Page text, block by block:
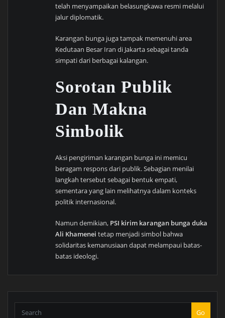
telah menyampaikan belasungkawa resmi melalui
jalur diplomatik.
Karangan bunga juga tampak memenuhi area
Kedutaan Besar Iran di Jakarta sebagai tanda
simpati dari berbagai kalangan.
Sorotan Publik
Dan Makna
Simbolik
Aksi pengiriman karangan bunga ini memicu
beragam respons dari publik. Sebagian menilai
langkah tersebut sebagai bentuk empati,
sementara yang lain melihatnya dalam konteks
politik internasional.
Namun demikian, PSI kirim karangan bunga duka
Ali Khamenei tetap menjadi simbol bahwa
solidaritas kemanusiaan dapat melampaui batas-
batas ideologi.
Go